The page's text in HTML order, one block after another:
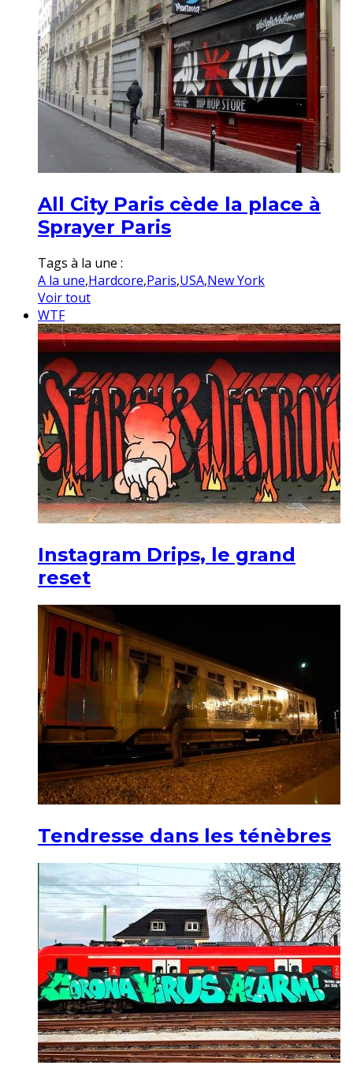
All City Paris cède la place à
Sprayer Paris
Tags à la une :
A la une,Hardcore,Paris,USA,New York
Voir tout
WTF
Instagram Drips, le grand
reset
Tendresse dans les ténèbres